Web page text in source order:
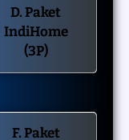
D. Paket
IndiHome
(3P)
F. Paket